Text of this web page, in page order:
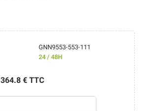
GNN9553-553-111
24 / 48H
364.8 € TTC